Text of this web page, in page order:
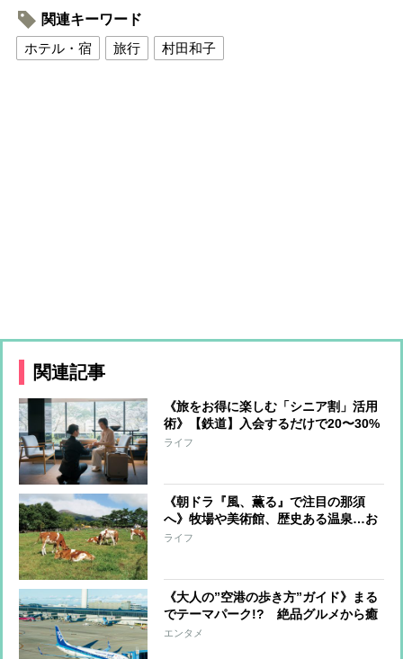
関連キーワード
ホテル・宿
旅行 村田和子
関連記事
《旅をお得に楽しむ「シニア割」活用
術》【鉄道】入会するだけで20〜30%
オフ、【飛行機】当日の空席利用で
ライフ
《朝ドラ『風、薫る』で注目の那須
へ》牧場や美術館、歴史ある温泉…お
すすめの「大人のお散歩」スポット
ライフ
《大人の”空港の歩き方”ガイド》まる
でテーマパーク!? 絶品グルメから癒
しの温泉、極上スイーツ、お土産、江
エンタメ